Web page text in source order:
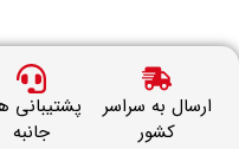
ارسال به سراسر
کشور
پشتیبانی همه
جانبه